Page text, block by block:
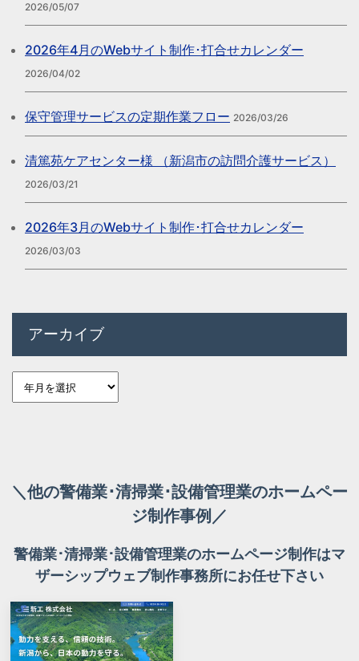
2026/05/07
2026年4月のWebサイト制作･打合せカレンダー
2026/04/02
保守管理サービスの定期作業フロー 2026/03/26
清篤苑ケアセンター様 （新潟市の訪問介護サービス）
2026/03/21
2026年3月のWebサイト制作･打合せカレンダー
2026/03/03
アーカイブ
＼他の警備業･清掃業･設備管理業のホームペー
ジ制作事例／
警備業･清掃業･設備管理業のホームページ制作はマ
ザーシップウェブ制作事務所にお任せ下さい